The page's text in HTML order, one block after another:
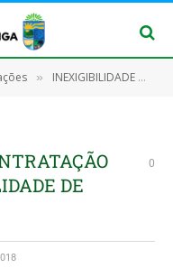
» INEXIGIBILIDADE DE LICITAÇÃO Nº 022/2018 – PMJ
DE
0